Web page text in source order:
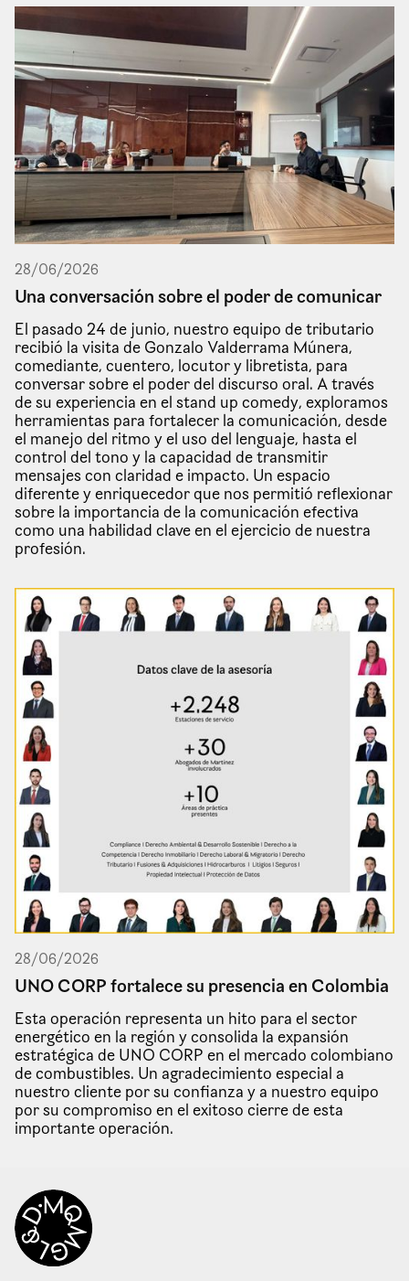
28/06/2026
Una conversación sobre el poder de comunicar
El pasado 24 de junio, nuestro equipo de tributario
recibió la visita de Gonzalo Valderrama Múnera,
comediante, cuentero, locutor y libretista, para
conversar sobre el poder del discurso oral. A través
de su experiencia en el stand up comedy, exploramos
herramientas para fortalecer la comunicación, desde
el manejo del ritmo y el uso del lenguaje, hasta el
control del tono y la capacidad de transmitir
mensajes con claridad e impacto. Un espacio
diferente y enriquecedor que nos permitió reflexionar
sobre la importancia de la comunicación efectiva
como una habilidad clave en el ejercicio de nuestra
profesión.
28/06/2026
UNO CORP fortalece su presencia en Colombia
Esta operación representa un hito para el sector
energético en la región y consolida la expansión
estratégica de UNO CORP en el mercado colombiano
de combustibles. Un agradecimiento especial a
nuestro cliente por su confianza y a nuestro equipo
por su compromiso en el exitoso cierre de esta
importante operación.